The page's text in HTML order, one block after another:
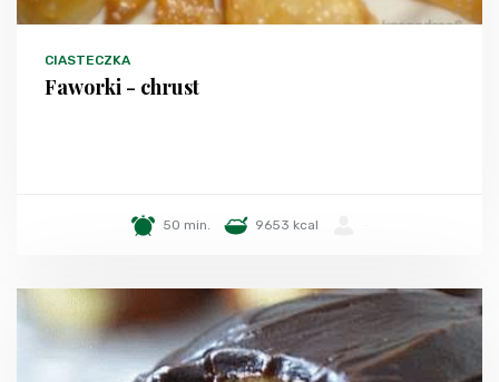
CIASTECZKA
Faworki - chrust
50 min. 9653 kcal